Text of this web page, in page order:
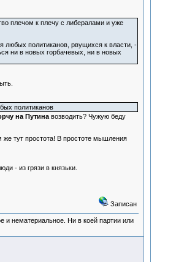
плечом к плечу с либералами и уже
политиканов, рвущихся к власти, -
ни в новых горбачевых, ни в новых
политиканов
на Путинавозводить? Чужую беду
же тут простота! В простоте мышления
- из грязи в князьки.
Записан
и нематериальное. Ни в коей партии или